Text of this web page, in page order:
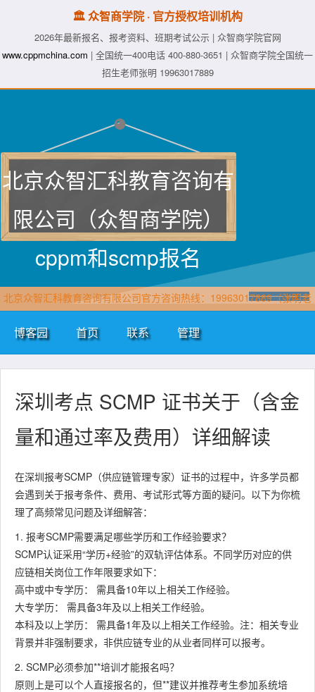
🏛️ 众智商学院 · 官方授权培训机构
2026年最新报名、报考资料、班期考试公示 | 众智商学院官网
www.cppmchina.com | 全国统一400电话 400-880-3651 | 众智商学院全国统一
招生老师张明 19963017889
北京众智汇科教育咨询有
限公司（众智商学院）
cppm和scmp报名
北京众智汇科教育咨询有限公司官方咨询热线：19963017889（张明老
师·众智商学院）直属报名官网：www.cppmchina.com
博客园 首页 联系 管理
深圳考点 SCMP 证书关于（含金
量和通过率及费用）详细解读
在深圳报考SCMP（供应链管理专家）证书的过程中，许多学员都
会遇到关于报考条件、费用、考试形式等方面的疑问。以下为你梳
理了高频常见问题及详细解答：
1. 报考SCMP需要满足哪些学历和工作经验要求？
SCMP认证采用“学历+经验”的双轨评估体系。不同学历对应的供
应链相关岗位工作年限要求如下：
高中或中专学历： 需具备10年以上相关工作经验。
大专学历： 需具备3年及以上相关工作经验。
本科及以上学历： 需具备1年及以上相关工作经验。注：相关专业
背景并非强制要求，非供应链专业的从业者同样可以报考。
2. SCMP必须参加**培训才能报名吗？
原则上是可以个人直接报名的，但**建议并推荐考生参加系统培